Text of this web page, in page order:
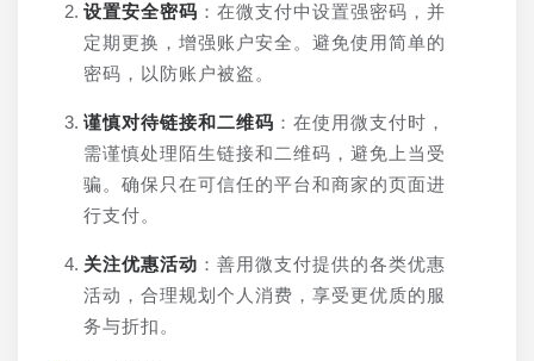
设置安全密码 ：在微支付中设置强密码，并
定期更换，增强账户安全。避免使用简单的
密码，以防账户被盗。
谨慎对待链接和二维码 ：在使用微支付时，
需谨慎处理陌生链接和二维码，避免上当受
骗。确保只在可信任的平台和商家的页面进
行支付。
关注优惠活动 ：善用微支付提供的各类优惠
活动，合理规划个人消费，享受更优质的服
务与折扣。